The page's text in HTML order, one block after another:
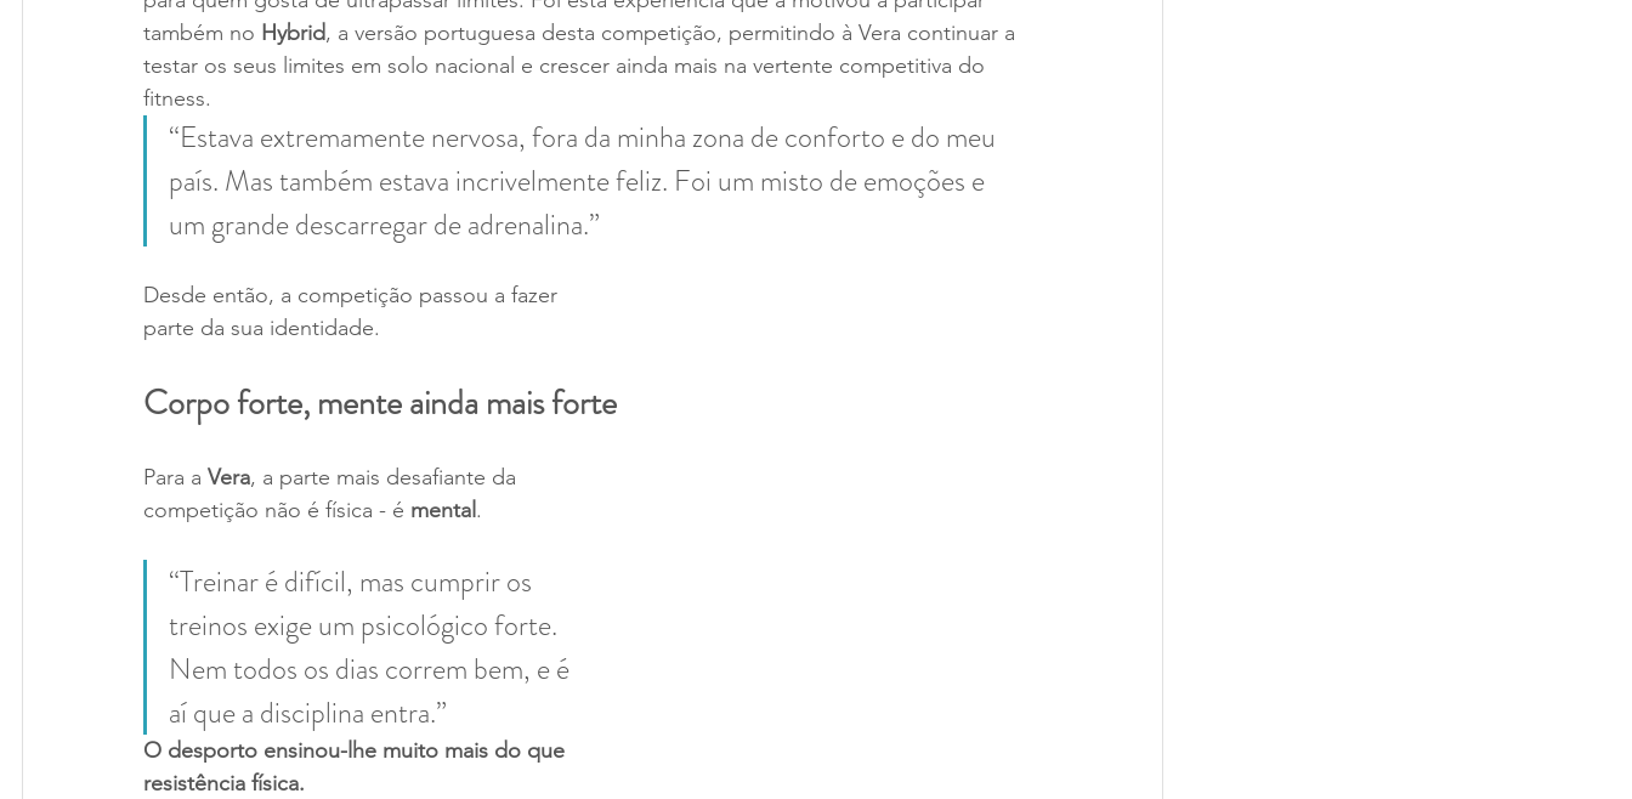
também no Hybrid, a versão portuguesa desta competição, permitindo à Vera continuar a
testar os seus limites em solo nacional e crescer ainda mais na vertente competitiva do
fitness.
“Estava extremamente nervosa, fora da minha zona de conforto e do meu
país. Mas também estava incrivelmente feliz. Foi um misto de emoções e
um grande descarregar de adrenalina.”
Desde então, a competição passou a fazer
parte da sua identidade.
Corpo forte, mente ainda mais forte
Para a Vera, a parte mais desafiante da
competição não é física - é mental .
“Treinar é difícil, mas cumprir os
treinos exige um psicológico forte.
Nem todos os dias correm bem, e é
aí que a disciplina entra.”
O desporto ensinou-lhe muito mais do que
resistência física.